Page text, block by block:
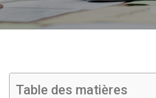
Table des matières